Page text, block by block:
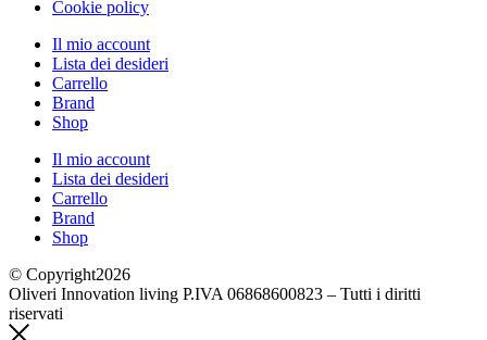
Cookie policy
Il mio account
Lista dei desideri
Carrello
Brand
Shop
Il mio account
Lista dei desideri
Carrello
Brand
Shop
© Copyright2026
Oliveri Innovation living P.IVA 06868600823 – Tutti i diritti
riservati